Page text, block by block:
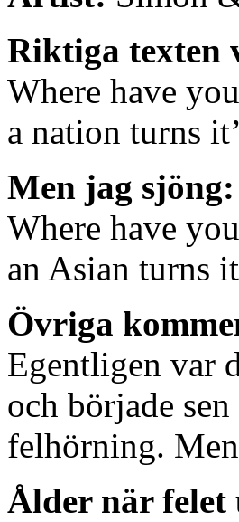
Riktiga texten
Where have
a nation turns
Men jag sjöng:
Where have
an Asian turns
Övriga
Egentligen var
och började
felhörning.
Ålder när felet